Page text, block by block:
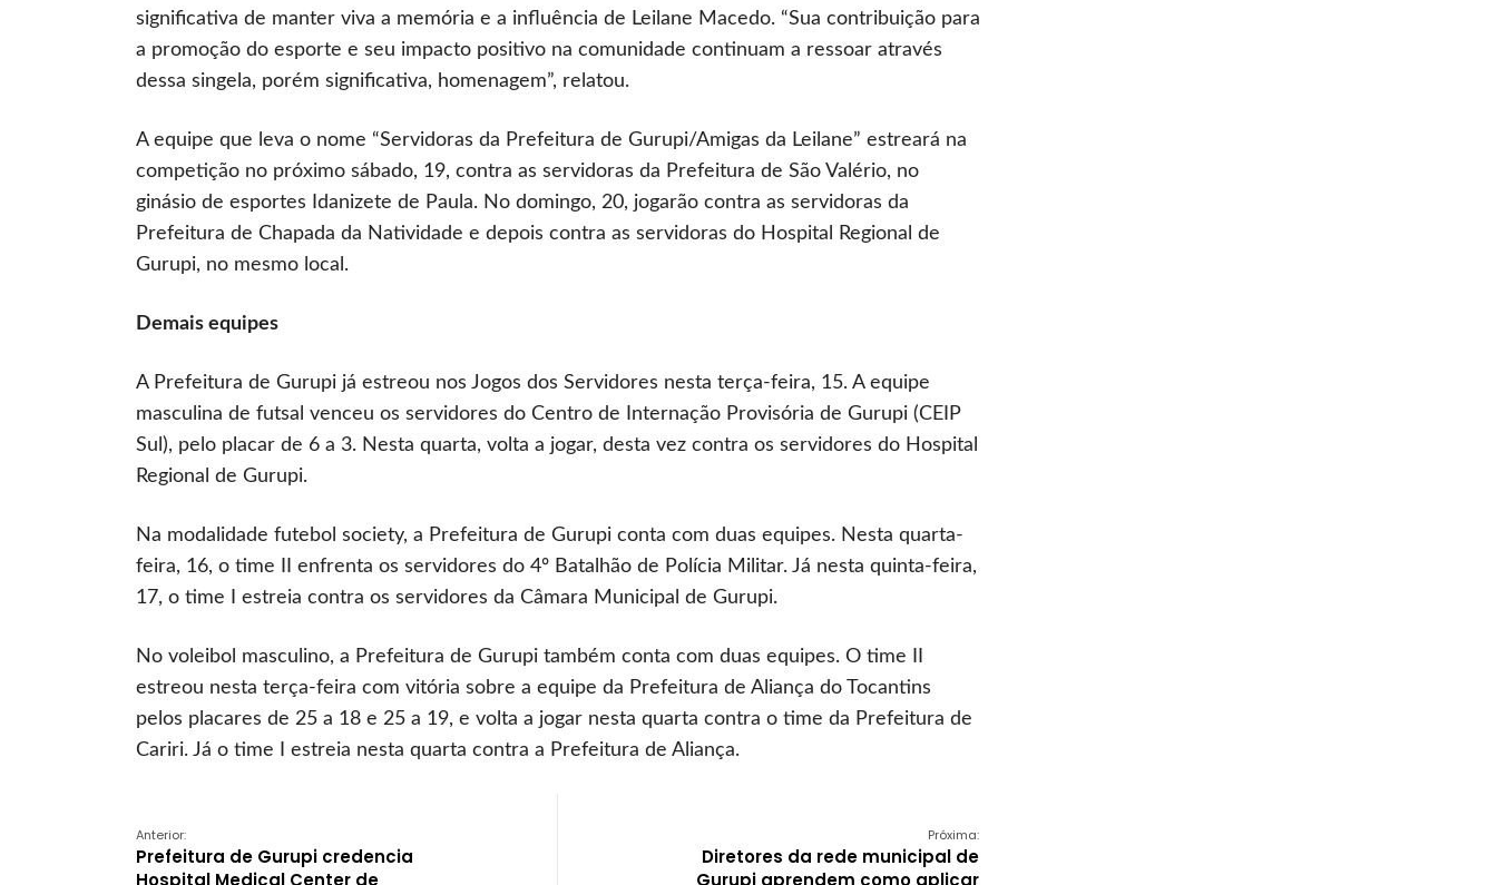
significativa de manter viva a memória e a influência de Leilane Macedo. “Sua contribuição para
a promoção do esporte e seu impacto positivo na comunidade continuam a ressoar através
dessa singela, porém significativa, homenagem”, relatou.
A equipe que leva o nome “Servidoras da Prefeitura de Gurupi/Amigas da Leilane” estreará na
competição no próximo sábado, 19, contra as servidoras da Prefeitura de São Valério, no
ginásio de esportes Idanizete de Paula. No domingo, 20, jogarão contra as servidoras da
Prefeitura de Chapada da Natividade e depois contra as servidoras do Hospital Regional de
Gurupi, no mesmo local.
Demais equipes
A Prefeitura de Gurupi já estreou nos Jogos dos Servidores nesta terça-feira, 15. A equipe
masculina de futsal venceu os servidores do Centro de Internação Provisória de Gurupi (CEIP
Sul), pelo placar de 6 a 3. Nesta quarta, volta a jogar, desta vez contra os servidores do Hospital
Regional de Gurupi.
Na modalidade futebol society, a Prefeitura de Gurupi conta com duas equipes. Nesta quarta-
feira, 16, o time II enfrenta os servidores do 4º Batalhão de Polícia Militar. Já nesta quinta-feira,
17, o time I estreia contra os servidores da Câmara Municipal de Gurupi.
No voleibol masculino, a Prefeitura de Gurupi também conta com duas equipes. O time II
estreou nesta terça-feira com vitória sobre a equipe da Prefeitura de Aliança do Tocantins
pelos placares de 25 a 18 e 25 a 19, e volta a jogar nesta quarta contra o time da Prefeitura de
Cariri. Já o time I estreia nesta quarta contra a Prefeitura de Aliança.
Anterior:
Prefeitura de Gurupi credencia
Próxima:
Diretores da rede municipal de